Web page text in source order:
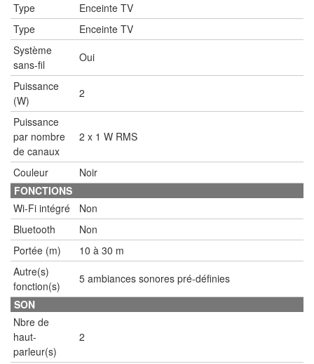
Type
Enceinte TV
Type
Enceinte TV
Système
sans-fil
Oui
Puissance
(W)
2
Puissance
par nombre
de canaux
2 x 1 W RMS
Couleur
Noir
FONCTIONS
Wi-Fi intégré
Non
Bluetooth
Non
Portée (m)
10 à 30 m
Autre(s)
fonction(s)
5 ambiances sonores pré-définies
SON
Nbre de
haut-
parleur(s)
2